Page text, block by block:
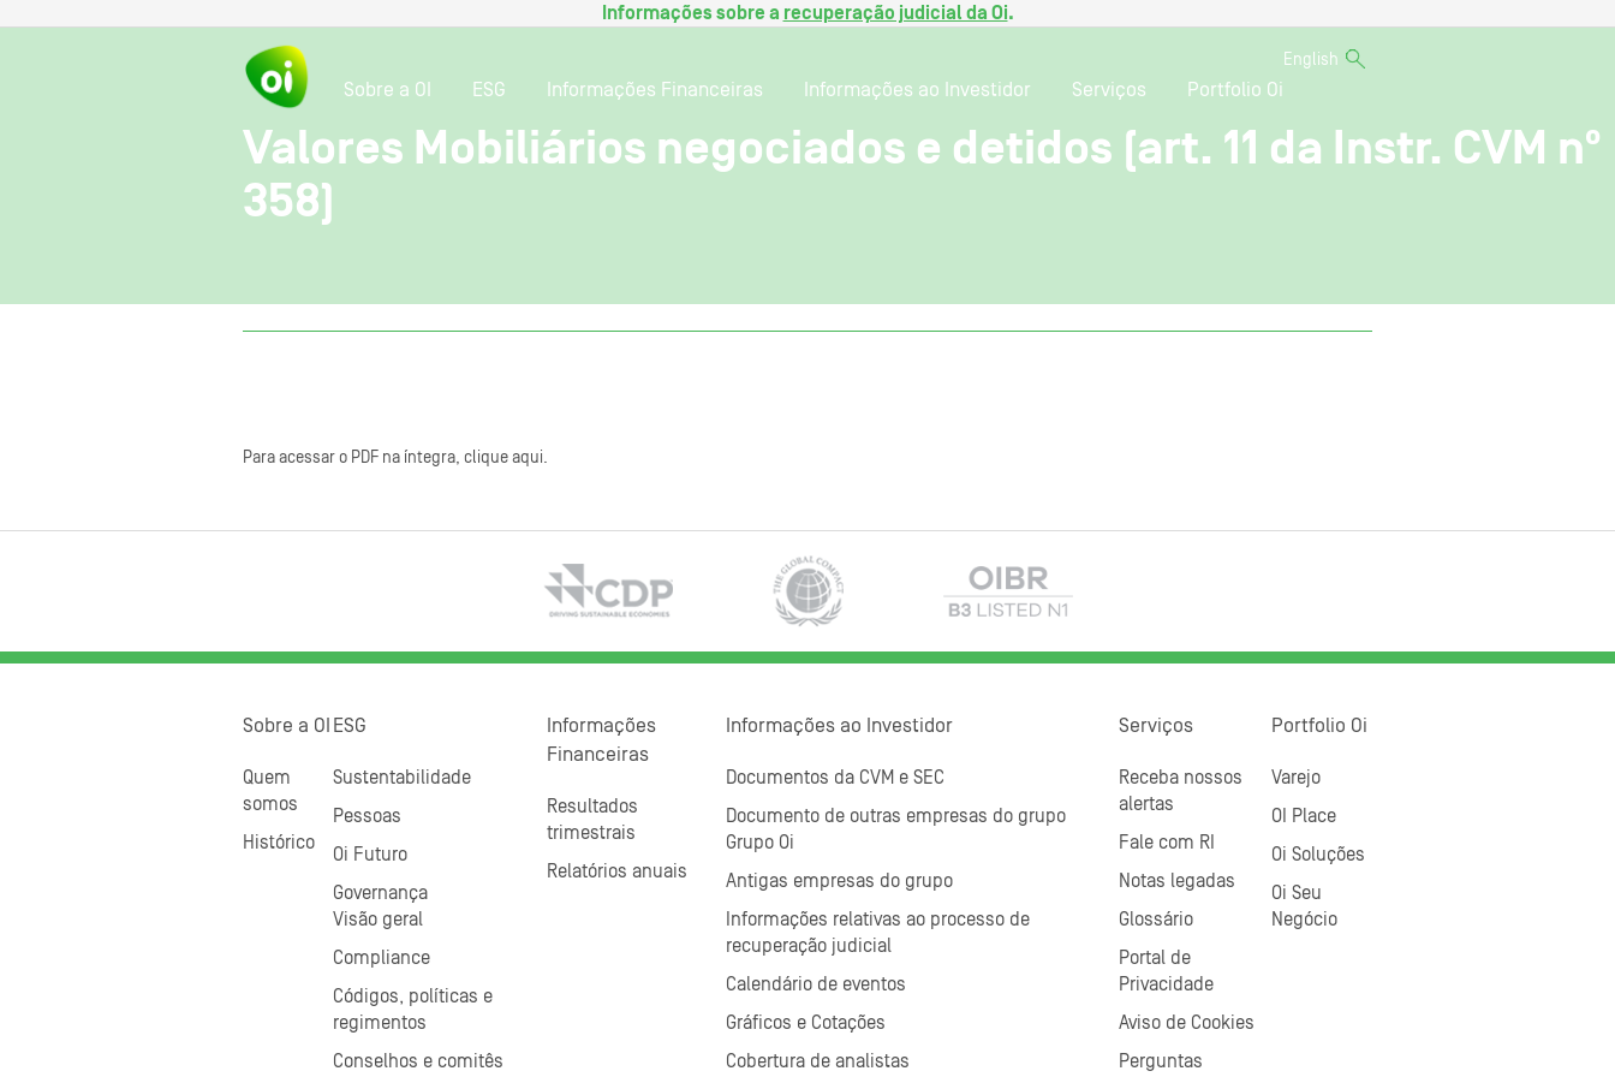
Informações sobre a recuperação judicial da Oi.
English
Sobre a OI ESG Informações Financeiras Informações ao Investidor Serviços Portfolio Oi
Valores Mobiliários negociados e detidos (art. 11 da Instr. CVM nº
358)
Para acessar o PDF na íntegra, clique aqui.
Sobre a OI
Quem
somos
Histórico
ESG
Sustentabilidade
Pessoas
Oi Futuro
Governança
Visão geral
Compliance
Códigos, políticas e
regimentos
Conselhos e comitês
Informações
Financeiras
Resultados
trimestrais
Relatórios anuais
Informações ao Investidor
Documentos da CVM e SEC
Documento de outras empresas do grupo
Grupo Oi
Antigas empresas do grupo
Informações relativas ao processo de
recuperação judicial
Calendário de eventos
Gráficos e Cotações
Cobertura de analistas
Serviços
Receba nossos
alertas
Fale com RI
Notas legadas
Glossário
Portal de
Privacidade
Aviso de Cookies
Perguntas
Portfolio Oi
Varejo
OI Place
Oi Soluções
Oi Seu
Negócio